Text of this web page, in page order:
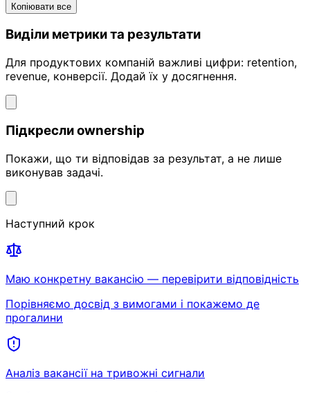
Копіювати все
Виділи метрики та результати
Для продуктових компаній важливі цифри: retention,
revenue, конверсії. Додай їх у досягнення.
Підкресли ownership
Покажи, що ти відповідав за результат, а не лише
виконував задачі.
Наступний крок
Маю конкретну вакансію — перевірити відповідність
Порівняємо досвід з вимогами і покажемо де
прогалини
Аналіз вакансії на тривожні сигнали